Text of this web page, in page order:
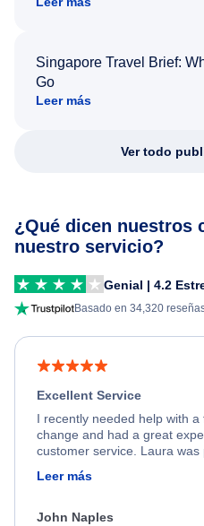
Singapore Travel Brief:
Go
Leer más
Ver todo
¿Qué dicen nuestros
nuestro servicio?
Genial | 4.2
Basado en 34,320
Excellent Service
I recently needed help with a
change and had a great
customer service. Laura was
friendly, and very helpful
process. She quickly found a
appreciate her excellent
Leer más
John Naples